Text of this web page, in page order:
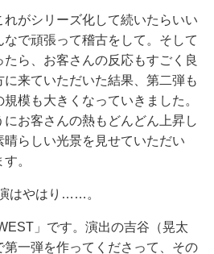
れがシリーズ化して続いたらいい
で頑張って稽古をして。そして
ら、お客さんの反応もすごく良
来ていただいた結果、第二弾も
模も大きくなっていきました。
お客さんの熱もどんどん上昇し
らしい光景を見せていただい
。
はやはり……。
」です。演出の吉谷（晃太
一弾を作ってくださって、その